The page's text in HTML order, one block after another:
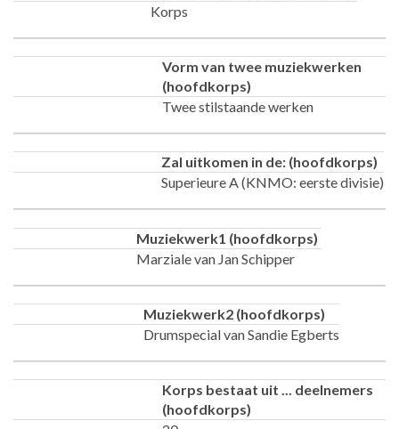
Korps
Vorm van twee muziekwerken
(hoofdkorps)
Twee stilstaande werken
Zal uitkomen in de: (hoofdkorps)
Superieure A (KNMO: eerste divisie)
Muziekwerk1 (hoofdkorps)
Marziale van Jan Schipper
Muziekwerk2 (hoofdkorps)
Drumspecial van Sandie Egberts
Korps bestaat uit ... deelnemers
(hoofdkorps)